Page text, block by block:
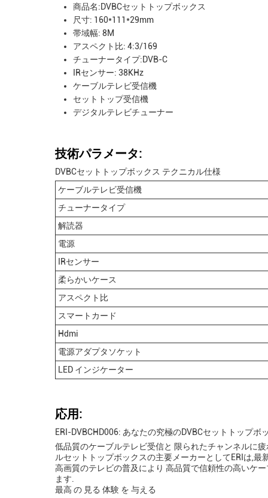
商品名:DVBCセットトップボックス
尺寸: 160*111*29mm
帯域幅: 8M
アスペクト比: 4:3/169
チューナータイプ:DVB-C
IRセンサー: 38KHz
ケーブルテレビ受信機
セットトップ受信機
デジタルテレビチューナー
技術パラメータ:
DVBCセットトップボックス テクニカル仕様
ケーブルテレビ受信機
チューナータイプ
解読器
電源
IRセンサー
柔らかいケース
アスペクト比
スマートカード
Hdmi
電源アダプタソケット
LED インジケーター
応用:
ERI-DVBCHD006: あなたの究極のDVBCセットトップボ
低品質のケーブルテレビ受信と 限られたチャンネルに
ルセットトップボックスの主要メーカーとしてERIは,
高画質のテレビの普及により 高品質で信頼性の高いケ
ます.
最高 の 見る 体験 を 与える